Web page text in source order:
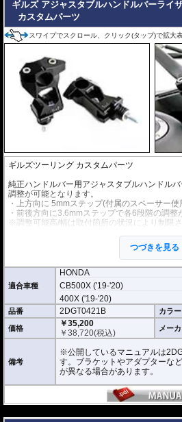
ギルズ アジャスタブルハンドルバーライ
カスタムパーツ
スワイプでスクロール、クリック(タップ)で拡大
ギルズツーリング カスタムパーツ
純正ハンドルバー用アジャスタブルハンドル
調整が可能となります。
・上方向に 5mmステップ(付属のスペーサー使
・前後方向に3.6mmステップで各6段階の調整
※調整可能高/幅は取付箇所の状況により制限
アルミビレットからの削り出しにアルマイト
つづきを見る
適合車種
HONDA
CB500X ('19-'20)
400X ('19-'20)
品番 2DGT0421B カラー
価格
￥35,200
￥38,720(税込) メー
備考
※公開しているマニュアルは
す。ブラケットやアダプターな
が異なる場合があります。